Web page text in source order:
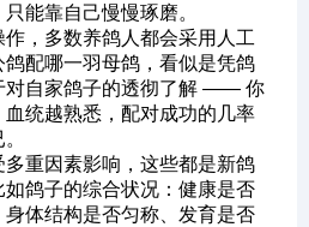
能靠自己慢慢琢磨。
，多数养鸽人都会采用人工
配哪一羽母鸽，看似是凭鸽
对自家鸽子的透彻了解 —— 你
统越熟悉，配对成功的几率
重因素影响，这些都是新鸽
鸽子的综合状况：健康是否
体结构是否匀称、发育是否